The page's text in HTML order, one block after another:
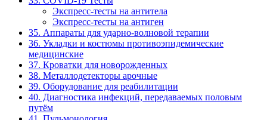
Экспресс-тесты на антитела
Экспресс-тесты на антиген
35. Аппараты для ударно-волновой терапии
36. Укладки и костюмы противоэпидемические
медицинские
37. Кроватки для новорожденных
38. Металлодетекторы арочные
39. Оборудование для реабилитации
40. Диагностика инфекций, передаваемых половым
путём